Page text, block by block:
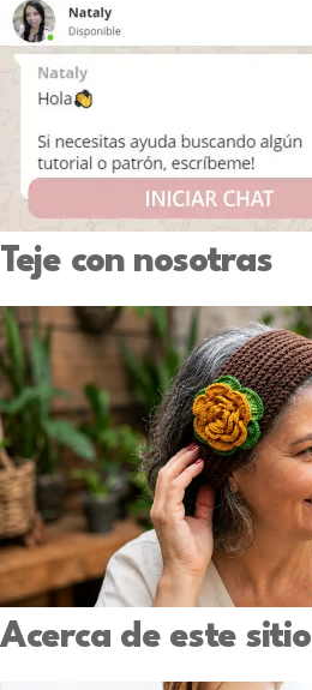
Teje con nosotras
Acerca de este sitio